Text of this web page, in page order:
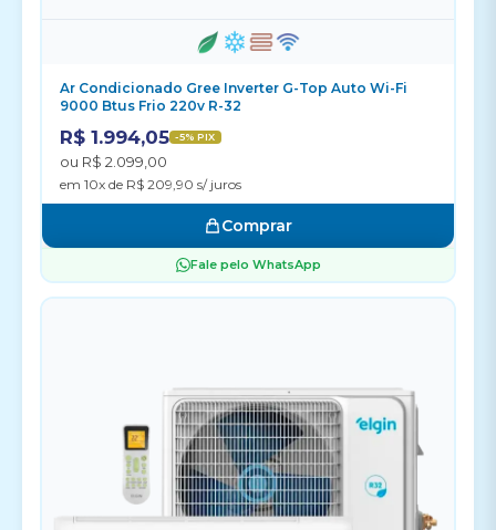
Ar Condicionado Gree Inverter G-Top Auto Wi-Fi
9000 Btus Frio 220v R-32
R$ 1.994,05 -5% PIX
ou R$ 2.099,00
em 10x de R$ 209,90 s/ juros
Comprar
Fale pelo WhatsApp